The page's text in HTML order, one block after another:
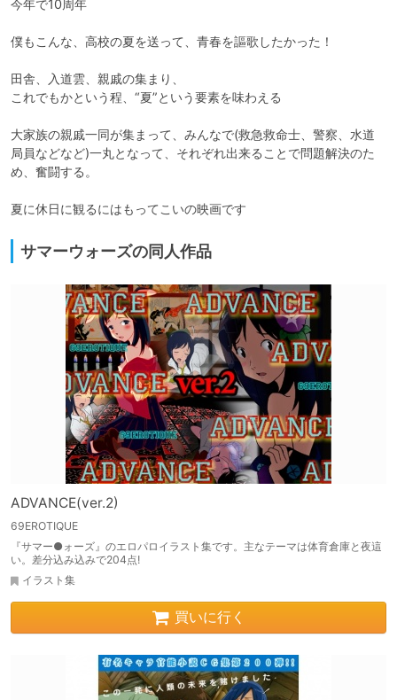
今年で10周年
僕もこんな、高校の夏を送って、青春を謳歌したかった！
田舎、入道雲、親戚の集まり、
これでもかという程、“夏”という要素を味わえる
大家族の親戚一同が集まって、みんなで(救急救命士、警察、水道
局員などなど)一丸となって、それぞれ出来ることで問題解決のた
め、奮闘する。
夏に休日に観るにはもってこいの映画です
サマーウォーズの同人作品
ADVANCE(ver.2)
69EROTIQUE
『サマー●ォーズ』のエロパロイラスト集です。主なテーマは体育倉庫と夜這
い。差分込み込みで204点!
イラスト集
買いに行く